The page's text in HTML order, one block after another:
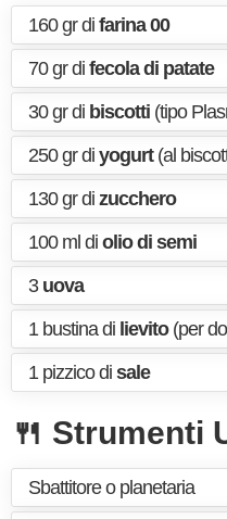
160 gr di farina 00
70 gr di fecola di patate
30 gr di biscotti (tipo
250 gr di yogurt(al
130 gr di zucchero
100 ml di olio di semi
3 uova
1 bustina di lievito(per
1 pizzico di sale
🍴 Strumenti
Sbattitore o planetaria